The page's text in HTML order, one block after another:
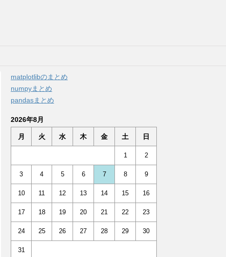
matplotlibのまとめ
numpyまとめ
pandasまとめ
2026年8月
月 火 水 木 金 土 日
1 2
3 4 5 6 7 8 9
10 11 12 13 14 15 16
17 18 19 20 21 22 23
24 25 26 27 28 29 30
31